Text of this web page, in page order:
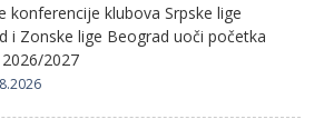
konferencije klubova Srpske lige
i Zonske lige Beograd uoči početka
2027